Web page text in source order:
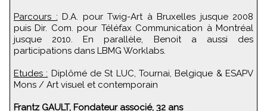
Parcours : D.A. pour Twig-Art à Bruxelles jusque 2008
puis Dir. Com. pour Téléfax Communication à Montréal
jusque 2010. En parallèle, Benoit a aussi des
participations dans LBMG Worklabs.
Etudes : Diplômé de St LUC, Tournai, Belgique & ESAPV
Mons / Art visuel et contemporain
Frantz GAULT, Fondateur associé, 32 ans